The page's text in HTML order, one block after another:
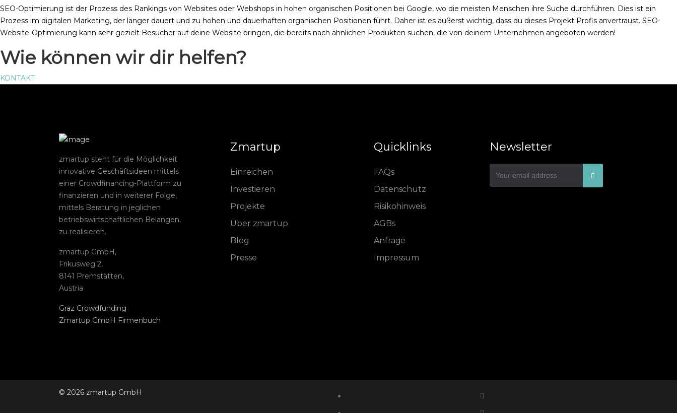
SEO-Optimierung ist der Prozess des Rankings von Websites oder Webshops in hohen organischen Positionen bei Google, wo die meisten Menschen ihre Suche durchführen. Dies ist ein
Prozess im digitalen Marketing, der länger dauert und zu hohen und dauerhaften organischen Positionen führt. Daher ist es äußerst wichtig, dass du dieses Projekt Profis anvertraust. SEO-
Website-Optimierung kann sehr gezielt Besucher auf deine Website bringen, die bereits nach ähnlichen Produkten suchen, die von deinem Unternehmen angeboten werden!
Wie können wir dir helfen?
KONTAKT
zmartup steht für die Möglichkeit
innovative Geschäftsideen mittels
einer Crowdfinancing-Plattform zu
finanzieren und in weiterer Folge,
mittels Beratung in jeglichen
betriebswirtschaftlichen Belangen,
zu realisieren.
zmartup GmbH,
Frikusweg 2,
8141 Premstätten,
Austria
Graz Crowdfunding
Zmartup GmbH Firmenbuch
Zmartup
Einreichen
Investieren
Projekte
Über zmartup
Blog
Presse
Quicklinks
FAQs
Datenschutz
Risikohinweis
AGBs
Anfrage
Impressum
Newsletter
© 2026 zmartup GmbH